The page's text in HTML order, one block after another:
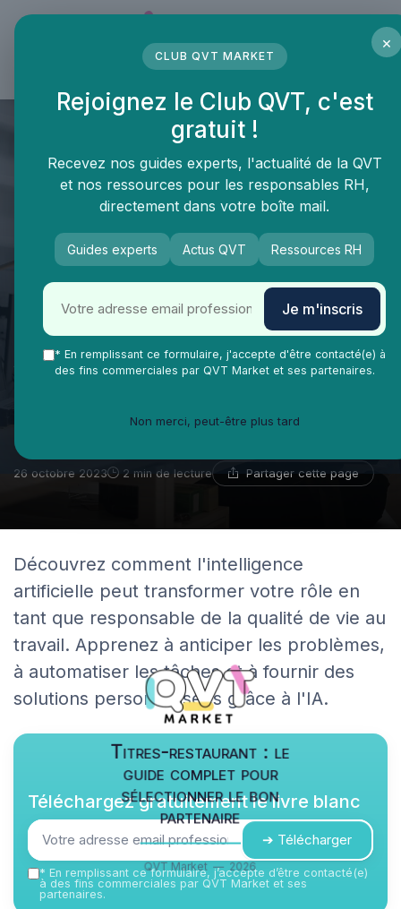
QVT Market Tendances QVT Tech
L'impact positif de
l'intelligence artificielle sur
l'amélioration de la qualité de
vie au travail : une
les responsables QVT!
26 octobre 2023 2 min de lecture Partager cette page
Découvrez comment l'intelligence
artificielle peut transformer votre rôle en
tant que responsable de la qualité de vie au
travail. Apprenez à anticiper les problèmes,
à automatiser les tâches et à fournir des
solutions personnalisées grâce à l'IA.
Titres-restaurant : le
guide complet pour
sélectionner le bon
partenaire
QVT Market — 2026
Téléchargez gratuitement le livre blanc
➔ Télécharger
* En remplissant ce formulaire, j’accepte d’être contacté(e)
à des fins commerciales par QVT Market et ses
partenaires.
×
CLUB QVT MARKET
Rejoignez le Club QVT, c'est
gratuit !
Recevez nos guides experts, l'actualité de la QVT
et nos ressources pour les responsables RH,
directement dans votre boîte mail.
Guides experts Actus QVT Ressources RH
Je m'inscris
* En remplissant ce formulaire, j'accepte d'être contacté(e) à
des fins commerciales par QVT Market et ses partenaires.
Non merci, peut-être plus tard
Panneau de gestion des cookies